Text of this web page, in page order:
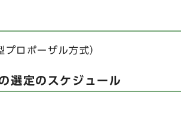
ロポーザル方式）
選定のスケジュール